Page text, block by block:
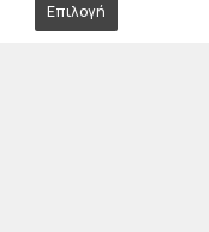
Επιλογή